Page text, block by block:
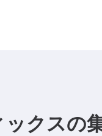
ックスの